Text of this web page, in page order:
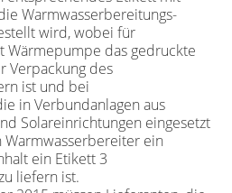
Warmwasserbereitungs-
wird, wobei für
Wärmepumpe das gedruckte
Verpackung des
ist und bei
in Verbundanlagen aus
Solareinrichtungen eingesetzt
ein
ein Etikett 3
liefern ist.